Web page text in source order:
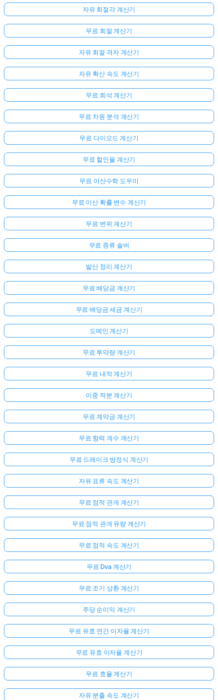
기
서
로
그
자유 회절각 계산기
무료 회절 계산기
자유 회절 격자 계산기
자유 확산 속도 계산기
무료 희석 계산기
무료 차원 분석 계산기
무료 다이오드 계산기
무료 할인율 계산기
무료 이산수학 도우미
무료 이산 확률 변수 계산기
무료 변위 계산기
무료 증류 솔버
발산 정리 계산기
무료 배당금 계산기
무료 배당금 세금 계산기
도메인 계산기
무료 투약량 계산기
무료 내적 계산기
이중 적분 계산기
무료 계약금 계산기
무료 항력 계수 계산기
무료 드레이크 방정식 계산기
자유 표류 속도 계산기
무료 점적 관개 계산기
무료 점적 관개 유량 계산기
무료 점적 속도 계산기
무료 Dva 계산기
무료 조기 상환 계산기
주당 순이익 계산기
무료 유효 연간 이자율 계산기
무료 유효 이자율 계산기
무료 효율 계산기
자유 분출 속도 계산기